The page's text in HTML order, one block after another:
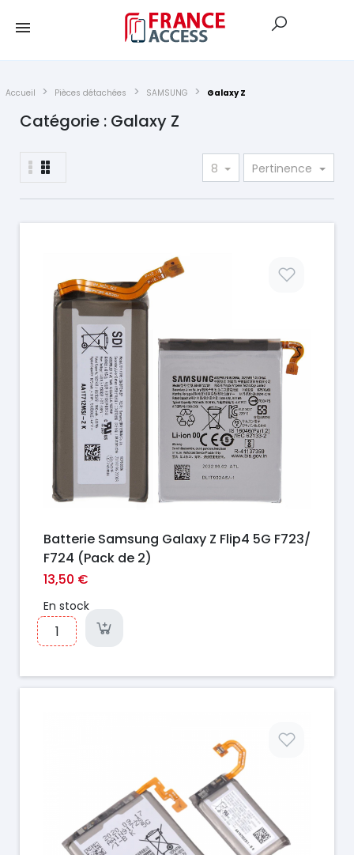
Accueil Pièces détachées SAMSUNG Galaxy Z
Catégorie : Galaxy Z
8 Pertinence
Batterie Samsung Galaxy Z Flip4 5G F723/
F724 (Pack de 2)
13,50 €
En stock